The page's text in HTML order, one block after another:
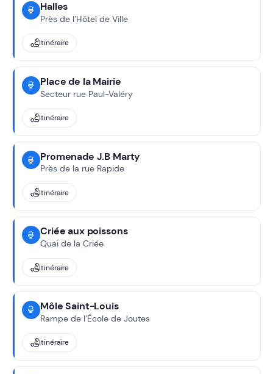
Halles
Près de l’Hôtel de Ville
Itinéraire
Place de la Mairie
Secteur rue Paul-Valéry
Itinéraire
Promenade J.B Marty
Près de la rue Rapide
Itinéraire
Criée aux poissons
Quai de la Criée
Itinéraire
Môle Saint-Louis
Rampe de l’École de Joutes
Itinéraire